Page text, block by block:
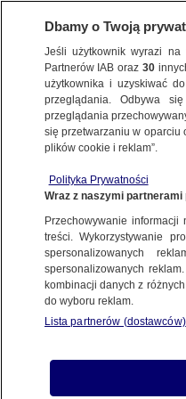
BIZNES
ZE ŚWIATA
Komisja podjęła
Oprac.Paulina
2.06.2026, 13:51
Posłuchaj artykułu
Czyta lektor AI
Dbamy o Twoją
Jeśli użytkownik wyrazi
Partnerów IAB oraz30
użytkownika i uzyskiwać
przeglądania. Odbywa
przeglądania
się przetwarzaniu w oparciu
plików cookie i reklam”.
Polityka Prywatności
Wraz z naszymi
Przechowywanie
treści. Wykorzystywanie
spersonalizowanych
spersonalizowanych
kombinacji danych z
do wyboru reklam.
Lista partnerów (dostawców)